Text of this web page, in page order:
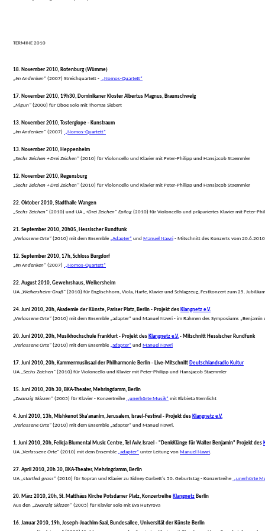
TERMINE 2010
18. November 2010, Rotenburg (Wümme)
„Im Andenken“ (2007) Streichquartett - „Nomos-Quartett“
17. November 2010, 19h30, Dominikaner Kloster Albertus Magnus, Braunschweig
„Nigun“ (2000) für Oboe solo mit Thomas Siebert
13. November 2010, Tosterglope - Kunstraum
„Im Andenken“ (2007) „Nomos-Quartett“
13. November 2010, Heppenheim
„Sechs Zeichen + Drei Zeichen“ (2010) für Violoncello und Klavier mit Peter-Philipp und Hansjacob Staemmler
12. November 2010, Regensburg
„Sechs Zeichen + Drei Zeichen“ (2010) für Violoncello und Klavier mit Peter-Philipp und Hansjacob Staemmler
22. Oktober 2010, Stadthalle Wangen
„Sechs Zeichen“ (2010) und UA „+Drei Zeichen“ Epilog (2010) für Violoncello und präpariertes Klavier mit Peter-
21. September 2010, 20h05, Hessischer Rundfunk
„Verlassene Orte“ (2010) mit dem Ensemble „Adapter“ und Manuel Nawri - Mitschnitt des Konzerts vom
12. September 2010, 17h, Schloss Burgdorf
„Im Andenken“ (2007) „Nomos-Quartett“
22. August 2010, Gewehrshaus, Weikersheim
UA „Weikersheim-Gruß“ (2010) für Englischhorn, Viola, Harfe, Klavier und Schlagzeug, Festkonzert zum 25.
24. Juni 2010, 20h, Akademie der Künste, Pariser Platz, Berlin - Projekt des Klangnetz e.V.
„Verlassene Orte“ (2010) mit dem Ensemble „adapter“ und Manuel Nawri - im Rahmen des Symposiums „Benjamin
20. Juni 2010, 20h, Musikhochschule Frankfurt - Projekt des Klangnetz e.V. - Mitschnitt Hessischer Rundfunk
„Verlassene Orte“ (2010) mit dem Ensemble „adapter“ und Manuel Nawri
17. Juni 2010, 20h, Kammermusiksaal der Philharmonie Berlin - Live-Mitschnitt Deutschlandradio Kultur
UA
„Sechs Zeichen“ (2010) für Violoncello und Klavier mit Peter-Philipp und Hansjacob Staemmler
15. Juni 2010, 20h 30, BKA-Theater, Mehringdamm, Berlin
„Zwanzig Skizzen“ (2005) für Klavier - Konzertreihe „unerhörte Musik“ mit Elzbieta Sternlicht
4. Juni 2010, 13h, Mishkenot Sha'ananim, Jerusalem, Israel-Festival - Projekt des Klangnetz e.V.
„Verlassene Orte“ (2010) mit dem Ensemble „adapter“ und Manuel Nawri.
1. Juni 2010, 20h, Felicja Blumental Music Centre, Tel Aviv, Israel - "DenkKlänge für Walter Benjamin" Projekt des
UA „Verlassene Orte“ (2010) mit dem Ensemble „adapter“ unter Leitung von Manuel Nawri
27. April 2010, 20h 30, BKA-Theater, Mehringdamm, Berlin
UA
„startled grass“ (2010) für Sopran und Klavier zu Sidney Corbett's 50. Geburtstag - Konzertreihe „unerhörte
20. März 2010, 20h, St. Matthäus Kirche Potsdamer Platz, Konzertreihe Klangnetz Berlin
Aus den
„Zwanzig Skizzen“ (2005) für Klavier solo mit Eva Hutyrova
16. Januar 2010, 19h, Joseph-Joachim-Saal, Bundesallee, Universität der Künste Berlin